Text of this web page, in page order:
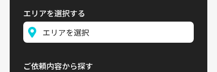
エリアを選択する
ご依頼内容から探す